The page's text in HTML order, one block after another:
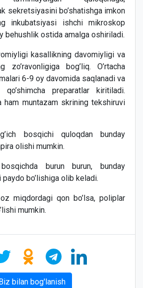
sekretsiyasini bo’shatishga imkon
inkubatsiyasi ishchi mikroskop
behushlik ostida amalga oshiriladi.
kasallikning davomiyligi va
zo’ravonligiga bog’liq. O’rtacha
6-9 oy davomida saqlanadi va
preparatlar kiritiladi.
ham muntazam skrining tekshiruvi
bosqichi quloqdan bunday
olishi mumkin.
burun burun, bunday
bo’lishiga olib keladi.
miqdordagi qon bo’lsa, poliplar
mumkin.
bilan bog'lanish